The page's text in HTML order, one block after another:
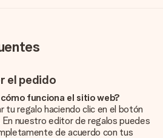
el pedido
funciona el sitio web?
tu regalo haciendo clic en el botón
En nuestro editor de regalos puedes
de acuerdo con tus